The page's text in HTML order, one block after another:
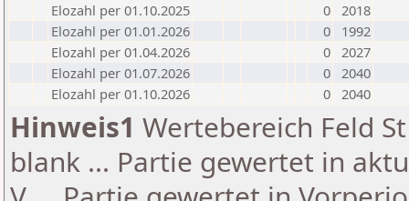
Elozahl per 01.10.2025
0 2018
Elozahl per 01.01.2026
0
1992
Elozahl per 01.04.2026
0 2027
Elozahl per 01.07.2026
0 2040
Elozahl per 01.10.2026
0 2040
Hinweis1 Wertebereich Feld
blank ... Partie gewertet in